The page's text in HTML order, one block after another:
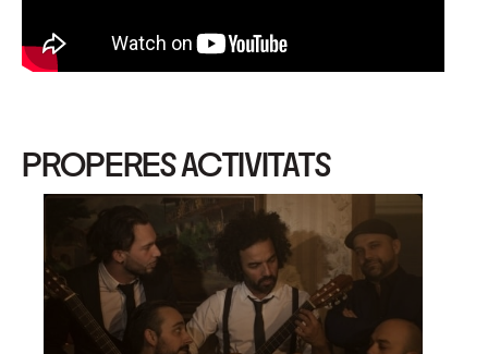
PROPERES ACTIVITATS